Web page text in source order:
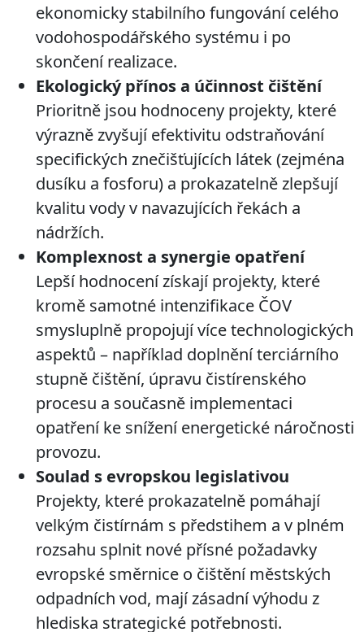
ekonomicky stabilního fungování celého
vodohospodářského systému i po
skončení realizace.
Ekologický přínos a účinnost čištění
Prioritně jsou hodnoceny projekty, které
výrazně zvyšují efektivitu odstraňování
specifických znečišťujících látek (zejména
dusíku a fosforu) a prokazatelně zlepšují
kvalitu vody v navazujících řekách a
nádržích.
Komplexnost a synergie opatření
Lepší hodnocení získají projekty, které
kromě samotné intenzifikace ČOV
smysluplně propojují více technologických
aspektů – například doplnění terciárního
stupně čištění, úpravu čistírenského
procesu a současně implementaci
opatření ke snížení energetické náročnosti
provozu.
Soulad s evropskou legislativou
Projekty, které prokazatelně pomáhají
velkým čistírnám s předstihem a v plném
rozsahu splnit nové přísné požadavky
evropské směrnice o čištění městských
odpadních vod, mají zásadní výhodu z
hlediska strategické potřebnosti.